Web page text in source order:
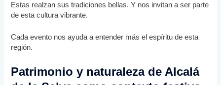
Estas realzan sus tradiciones bellas. Y nos invitan a ser parte
de esta cultura vibrante.
Cada evento nos ayuda a entender más el espíritu de esta
región.
Patrimonio y naturaleza de Alcalá